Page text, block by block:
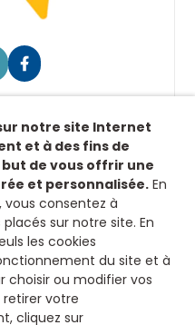
sociaux afin de
actualités.
des jardins
08
notre site Internet
et à des fins de
de vous offrir une
et personnalisée. En
vous consentez à
sur notre site. En
les cookies
du site et à
choisir ou modifier vos
votre
cliquez sur